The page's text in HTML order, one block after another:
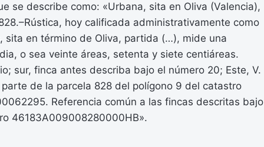
se describe como: «Urbana, sita en Oliva (Valencia),
hoy calificada administrativamente como
sita en término de Oliva, partida (…), mide una
o sea veinte áreas, setenta y siete centiáreas.
sur, finca antes describa bajo el número 20; Este, V.
de la parcela 828 del polígono 9 del catastro
Referencia común a las fincas descritas bajo
46183A009008280000HB».